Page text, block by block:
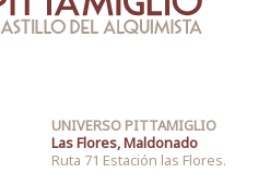
UNIVERSO PITTAMIGLIO
Las Flores, Maldonado
Ruta 71 Estación las Flores.